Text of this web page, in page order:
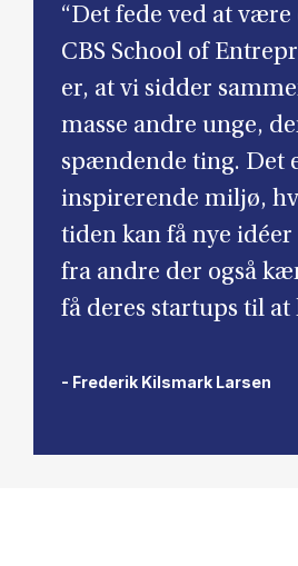
“Det fede ved at være
CBS School of
er, at vi sidder
masse andre unge,
spændende ting. Det
inspirerende miljø,
tiden kan få nye
fra andre der også
få deres startups til at
- Frederik Kilsmark Larsen